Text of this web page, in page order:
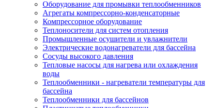
Оборудование для промывки теплообменников
Агрегаты компрессорно-конденсаторные
Компрессорное оборудование
Теплоносители для систем отопления
Промышленные осушители и увлажнители
Электрические водонагреватели для бассейна
Сосуды высокого давления
Тепловые насосы для нагрева или охлаждения
воды
Теплообменники - нагреватели температуры для
бассейна
Теплообменники для бассейнов